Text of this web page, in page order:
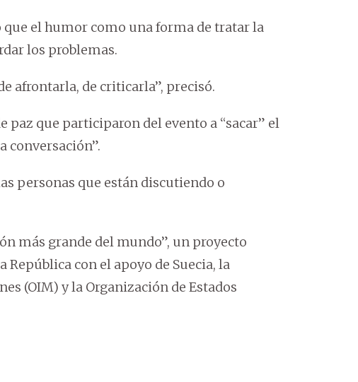
el humor como una forma de tratar la
los problemas.
afrontarla, de criticarla”, precisó.
paz que participaron del evento a “sacar” el
conversación”.
personas que están discutiendo o
más grande del mundo”, un proyecto
República con el apoyo de Suecia, la
(OIM) y la Organización de Estados